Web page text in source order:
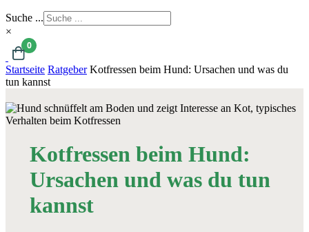
Suche ...
×
0
Startseite Ratgeber Kotfressen beim Hund: Ursachen und was du
tun kannst
Kotfressen beim Hund:
Ursachen und was du tun
kannst